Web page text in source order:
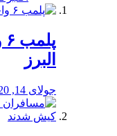
البرز
جولای 14, 2020